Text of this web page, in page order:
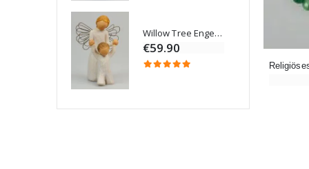
Willow Tree Engel Schutzengel (Guardian Angel) 14 cm
€59.90